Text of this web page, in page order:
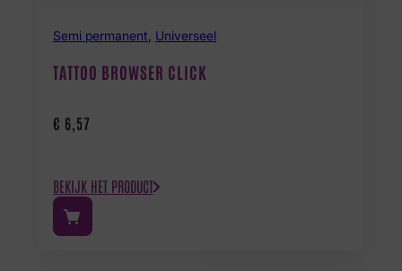
Semi permanent Universeel
TATTOO BROWSER CLICK
€ 6,57
BEKIJK HET PRODUCT